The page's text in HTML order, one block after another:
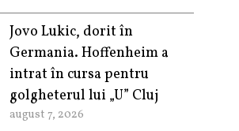
Jovo Lukic, dorit în
Germania. Hoffenheim a
intrat în cursa pentru
golgheterul lui „U” Cluj
august 7, 2026